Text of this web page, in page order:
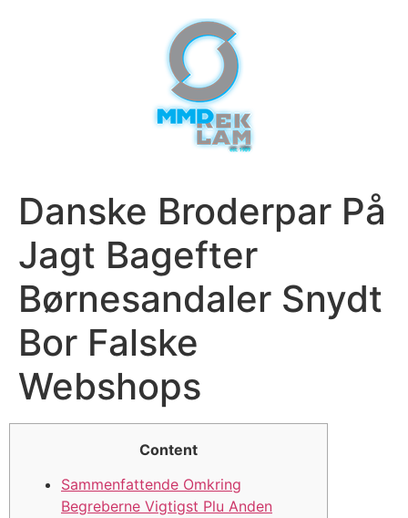
Danske Broderpar På
Jagt Bagefter
Børnesandaler Snydt
Bor Falske
Webshops
Content
Sammenfattende Omkring
Begreberne Vigtigst Plu Anden